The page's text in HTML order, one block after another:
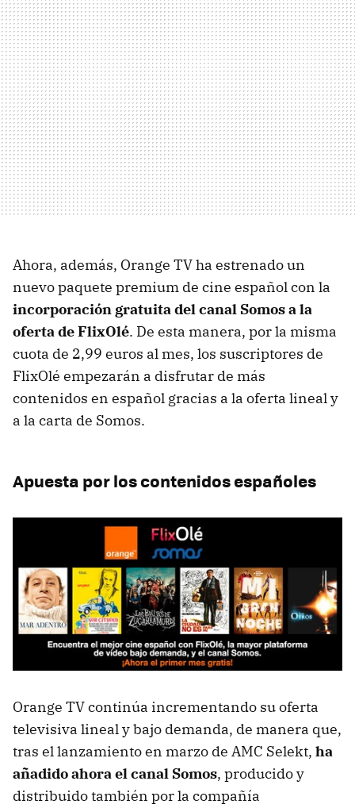
Ahora, además, Orange TV ha estrenado un
nuevo paquete premium de cine español con la
incorporación gratuita del canal Somos a la
oferta de FlixOlé. De esta manera, por la misma
cuota de 2,99 euros al mes, los suscriptores de
FlixOlé empezarán a disfrutar de más
contenidos en español gracias a la oferta lineal y
a la carta de Somos.
Apuesta por los contenidos españoles
Orange TV continúa incrementando su oferta
televisiva lineal y bajo demanda, de manera que,
tras el lanzamiento en marzo de AMC Selekt, ha
añadido ahora el canal Somos, producido y
distribuido también por la compañía